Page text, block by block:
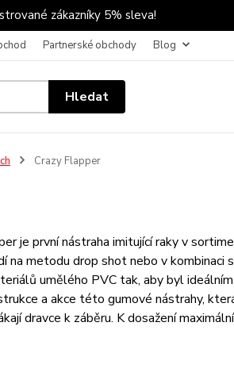
zákazníky 5% sleva!
Partnerské obchody Blog
Hledat
Crazy Flapper
je první nástraha imitující raky v
na metodu drop shot nebo v
umělého PVC tak, aby byl
a akce této gumové nástrahy,
dravce k záběru. K dosažení